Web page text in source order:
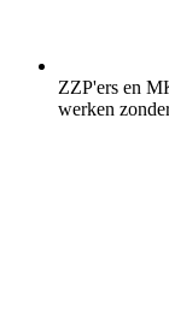
ZZP'ers en
werken